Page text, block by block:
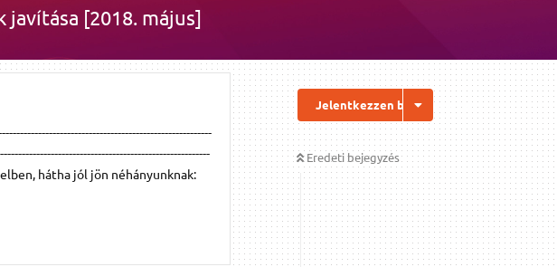
javítása [2018. május]
Jelentkezzen be a válaszhoz
Eredeti bejegyzés
hátha jól jön néhányunknak: